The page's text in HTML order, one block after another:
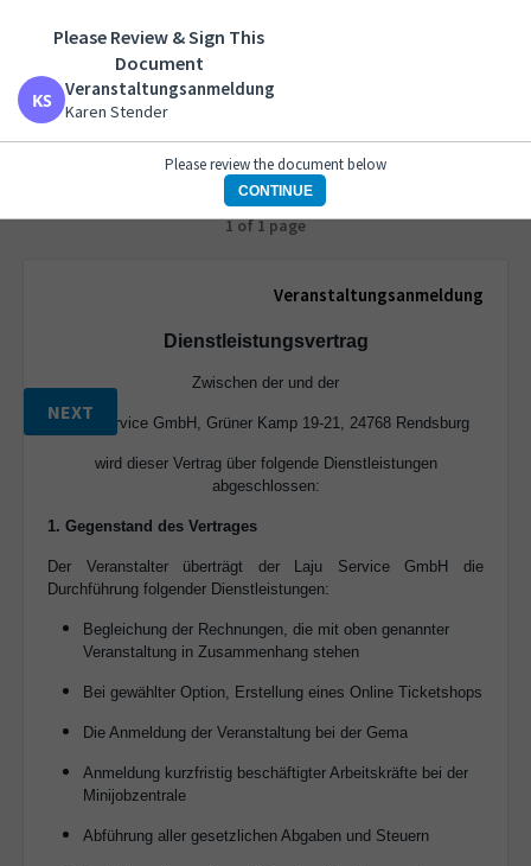
Veranstaltungsanmeldung
Karen Stender
PRINT START
1 of 1 page
NEXT
Veranstaltungsanmeldung
Dienstleistungsvertrag
Zwischen der und der
Laju Service GmbH, Grüner Kamp 19-21, 24768 Rendsburg
wird dieser Vertrag über folgende Dienstleistungen
abgeschlossen:
1. Gegenstand des Vertrages
Der Veranstalter überträgt der Laju Service GmbH die
Durchführung folgender Dienstleistungen:
Begleichung der Rechnungen, die mit oben genannter
Veranstaltung in Zusammenhang stehen
Bei gewählter Option, Erstellung eines Online Ticketshops
Die Anmeldung der Veranstaltung bei der Gema
Anmeldung kurzfristig beschäftigter Arbeitskräfte bei der
Minijobzentrale
Abführung aller gesetzlichen Abgaben und Steuern
Please Review & Sign This
Document
Veranstaltungsanmeldung
Karen Stender
Please review the document below
CONTINUE